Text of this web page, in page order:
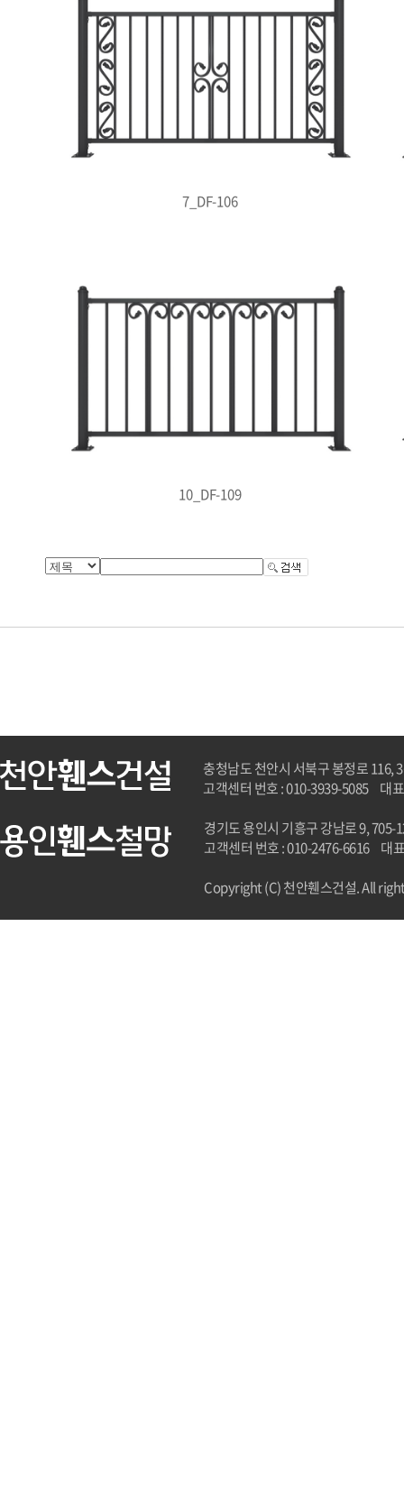
7_DF-106
10_DF-109
충청남도 천안시 서북구 봉정로 116,
고객센터 번호 : 010-3939-5085
대
경기도 용인시 기흥구 강남로 9,
고객센터 번호 : 010-2476-6616
대
Copyright (C) 천안휀스건설. All